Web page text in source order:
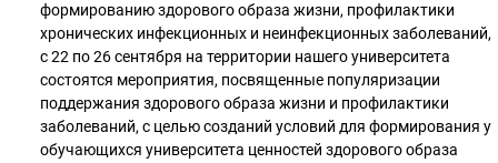
формированию здорового образа жизни, профилактики
хронических инфекционных и неинфекционных заболеваний,
с 22 по 26 сентября на территории нашего университета
состоятся мероприятия, посвященные популяризации
поддержания здорового образа жизни и профилактики
заболеваний, с целью созданий условий для формирования у
обучающихся университета ценностей здорового образа